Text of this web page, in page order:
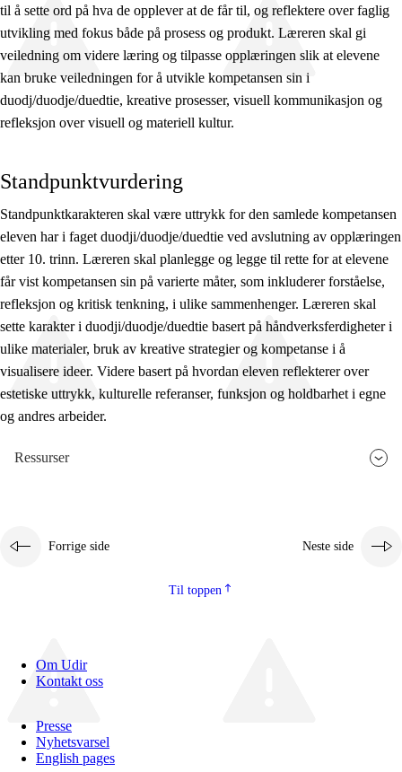
til å sette ord på hva de opplever at de får til, og reflektere over faglig
utvikling med fokus både på prosess og produkt. Læreren skal gi
veiledning om videre læring og tilpasse opplæringen slik at elevene
kan bruke veiledningen for å utvikle kompetansen sin i
duodj/duodje/duedtie, kreative prosesser, visuell kommunikasjon og
refleksjon over visuell og materiell kultur.
Standpunktvurdering
Standpunktkarakteren skal være uttrykk for den samlede kompetansen
eleven har i faget duodji/duodje/duedtie ved avslutning av opplæringen
etter 10. trinn. Læreren skal planlegge og legge til rette for at elevene
får vist kompetansen sin på varierte måter, som inkluderer forståelse,
refleksjon og kritisk tenkning, i ulike sammenhenger. Læreren skal
sette karakter i duodji/duodje/duedtie basert på håndverksferdigheter i
ulike materialer, bruk av kreative strategier og kompetanse i å
visualisere ideer. Videre basert på hvordan eleven reflekterer over
estetiske uttrykk, kulturelle referanser, funksjon og holdbarhet i egne
og andres arbeider.
Ressurser
Forrige side Neste side
Til toppen
Om Udir
Kontakt oss
Presse
Nyhetsvarsel
English pages